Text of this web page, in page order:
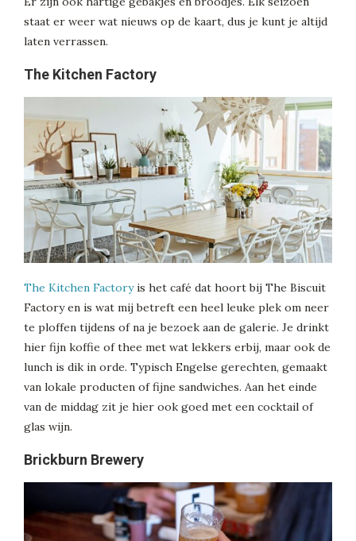
staat er weer wat nieuws op de kaart, dus je kunt je altijd
laten verrassen.
The Kitchen Factory
The Kitchen Factoryis het café dat hoort bij The Biscuit
Factory en is wat mij betreft een heel leuke plek om neer
te ploffen tijdens of na je bezoek aan de galerie. Je drinkt
hier fijn koffie of thee met wat lekkers erbij, maar ook de
lunch is dik in orde. Typisch Engelse gerechten, gemaakt
van lokale producten of fijne sandwiches. Aan het einde
van de middag zit je hier ook goed met een cocktail of
glas wijn.
Brickburn Brewery